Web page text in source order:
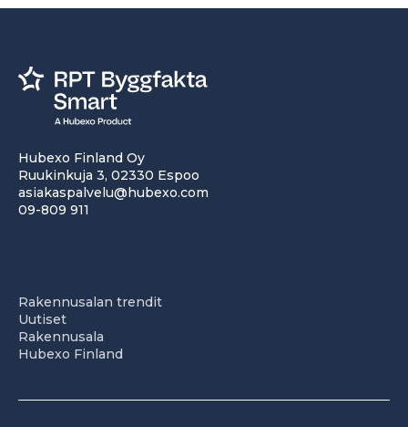
Hubexo Finland Oy
Ruukinkuja 3, 02330 Espoo
asiakaspalvelu@hubexo.com
09-809 911
Rakennusalan trendit
Uutiset
Rakennusala
Hubexo Finland